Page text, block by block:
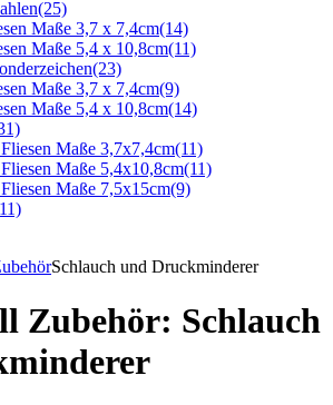
(25)
Maße 3,7 x 7,4cm(14)
Maße 5,4 x 10,8cm(11)
(23)
Maße 3,7 x 7,4cm(9)
Maße 5,4 x 10,8cm(14)
Maße 3,7x7,4cm(11)
Maße 5,4x10,8cm(11)
Maße 7,5x15cm(9)
Schlauch und Druckminderer
Zubehör: Schlauch